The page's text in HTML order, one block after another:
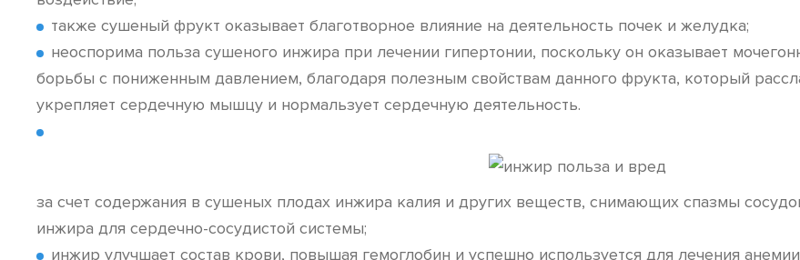
также сушеный фрукт оказывает благотворное влияние на деятельность почек и желудка;
неоспорима польза сушеного инжира при лечении гипертонии, поскольку он оказывает
борьбы с пониженным давлением, благодаря полезным свойствам данного фрукта, который
укрепляет сердечную мышцу и нормальзует сердечную деятельность.
за счет содержания в сушеных плодах инжира калия и других веществ, снимающих спазмы
инжира для сердечно-сосудистой системы;
инжир улучшает состав крови, повышая гемоглобин и успешно используется для лечения